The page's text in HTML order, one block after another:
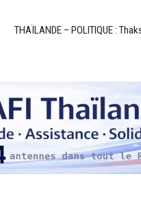
THAÏLANDE – POLITIQUE :